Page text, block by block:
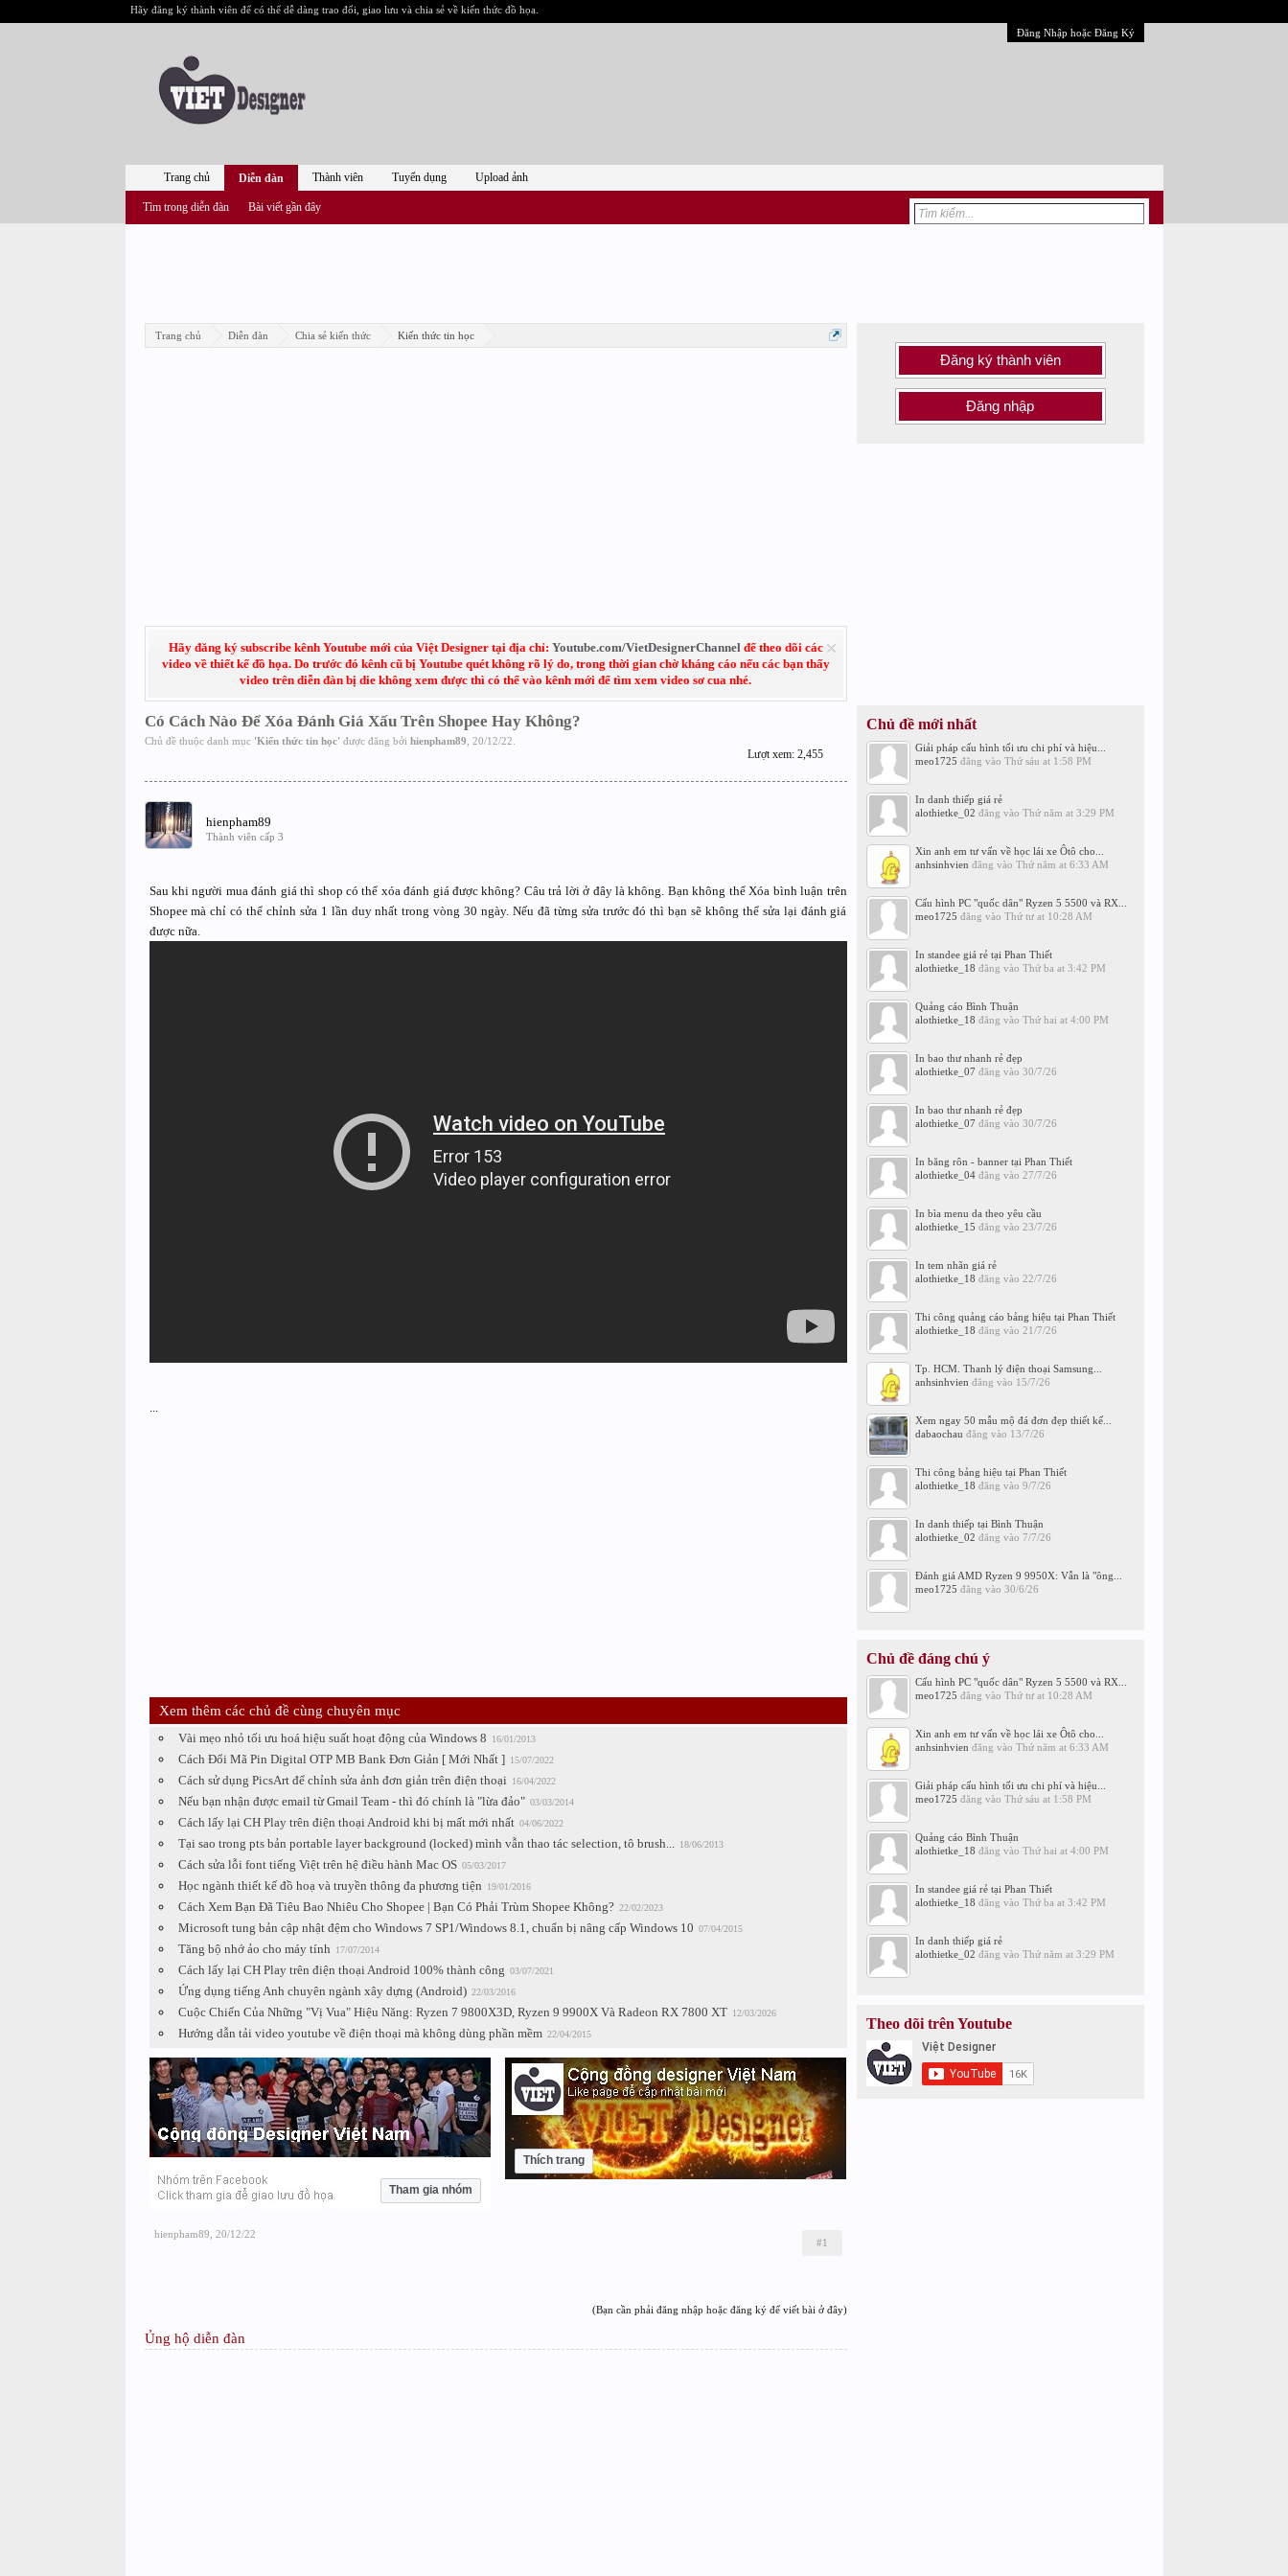
Hãy đăng ký thành viên để có thể dễ dàng trao đổi, giao lưu và chia sẻ về kiến thức đồ họa.
Đăng Nhập hoặc Đăng Ký
Trang chủ Diễn đàn Chia sẻ kiến thức Kiến thức tin học
Hãy đăng ký subscribe kênh Youtube mới của Việt Designer tại địa chỉ: Youtube.com/VietDesignerChannelđể theo dõi các
video về thiết kế đồ họa. Do trước đó kênh cũ bị Youtube quét không rõ lý do, trong thời gian chờ kháng cáo nếu các bạn thấy
video trên diễn đàn bị die không xem được thì có thể vào kênh mới để tìm xem video sơ cua nhé.
Có Cách Nào Để Xóa Đánh Giá Xấu Trên Shopee Hay Không?
Chủ đề thuộc danh mục 'Kiến thức tin học' được đăng bởi hienpham89 20/12/22
Lượt xem: 2,455
hienpham89
Thành viên cấp 3
Sau khi người mua đánh giá thì shop có thể xóa đánh giá được không? Câu trả lời ở đây là không. Bạn không thể Xóa bình luận trên
Shopee mà chỉ có thể chỉnh sửa 1 lần duy nhất trong vòng 30 ngày. Nếu đã từng sửa trước đó thì bạn sẽ không thể sửa lại đánh giá
được nữa.
Xem thêm các chủ đề cùng chuyên mục
Vài mẹo nhỏ tối ưu hoá hiệu suất hoạt động của Windows 8 16/01/2013
Cách Đổi Mã Pin Digital OTP MB Bank Đơn Giản [ Mới Nhất ] 15/07/2022
Cách sử dụng PicsArt để chỉnh sửa ảnh đơn giản trên điện thoại 16/04/2022
Nếu bạn nhận được email từ Gmail Team - thì đó chính là "lừa đảo" 03/03/2014
Cách lấy lại CH Play trên điện thoại Android khi bị mất mới nhất 04/06/2022
Tại sao trong pts bản portable layer background (locked) mình vẫn thao tác selection, tô brush... 18/06/2013
Cách sửa lỗi font tiếng Việt trên hệ điều hành Mac OS 05/03/2017
Học ngành thiết kế đồ hoạ và truyền thông đa phương tiện 19/01/2016
Cách Xem Bạn Đã Tiêu Bao Nhiêu Cho Shopee | Bạn Có Phải Trùm Shopee Không? 22/02/2023
Microsoft tung bản cập nhật đệm cho Windows 7 SP1/Windows 8.1, chuẩn bị nâng cấp Windows 10 07/04/2015
Tăng bộ nhớ ảo cho máy tính 17/07/2014
Cách lấy lại CH Play trên điện thoại Android 100% thành công 03/07/2021
Ứng dụng tiếng Anh chuyên ngành xây dựng (Android) 22/03/2016
Cuộc Chiến Của Những "Vị Vua" Hiệu Năng: Ryzen 7 9800X3D, Ryzen 9 9900X Và Radeon RX 7800 XT 12/03/2026
Hướng dẫn tải video youtube về điện thoại mà không dùng phần mềm 22/04/2015
Tham gia nhóm
Thích trang
hienpham89 20/12/22
#1
(Bạn cần phải đăng nhập hoặc đăng ký để viết bài ở đây)
Ủng hộ diễn đàn
Đăng ký thành viên
Đăng nhập
Chủ đề mới nhất
Giải pháp cấu hình tối ưu chi phí và hiệu...
meo1725 đăng vào Thứ sáu at 1:58 PM
In danh thiếp giá rẻ
alothietke_02 đăng vào Thứ năm at 3:29 PM
Xin anh em tư vấn về học lái xe Ôtô cho...
anhsinhvien đăng vào Thứ năm at 6:33 AM
Cấu hình PC "quốc dân" Ryzen 5 5500 và RX...
meo1725 đăng vào Thứ tư at 10:28 AM
In standee giá rẻ tại Phan Thiết
alothietke_18 đăng vào Thứ ba at 3:42 PM
Quảng cáo Bình Thuận
alothietke_18 đăng vào Thứ hai at 4:00 PM
In bao thư nhanh rẻ đẹp
alothietke_07 đăng vào 30/7/26
In bao thư nhanh rẻ đẹp
alothietke_07 đăng vào 30/7/26
In băng rôn - banner tại Phan Thiết
alothietke_04đăng vào 27/7/26
In bìa menu da theo yêu cầu
alothietke_15 đăng vào 23/7/26
In tem nhãn giá rẻ
alothietke_18 đăng vào 22/7/26
Thi công quảng cáo bảng hiệu tại Phan Thiết
alothietke_18 đăng vào 21/7/26
Tp. HCM. Thanh lý điện thoại Samsung...
anhsinhvien đăng vào 15/7/26
Xem ngay 50 mẫu mộ đá đơn đẹp thiết kế...
dabaochau đăng vào 13/7/26
Thi công bảng hiệu tại Phan Thiết
alothietke_18 đăng vào 9/7/26
In danh thiếp tại Bình Thuận
alothietke_02 đăng vào 7/7/26
Đánh giá AMD Ryzen 9 9950X: Vẫn là "ông...
meo1725 đăng vào 30/6/26
Chủ đề đáng chú ý
Cấu hình PC "quốc dân" Ryzen 5 5500 và RX...
meo1725 đăng vào Thứ tư at 10:28 AM
Xin anh em tư vấn về học lái xe Ôtô cho...
anhsinhvien đăng vào Thứ năm at 6:33 AM
Giải pháp cấu hình tối ưu chi phí và hiệu...
meo1725 đăng vào Thứ sáu at 1:58 PM
Quảng cáo Bình Thuận
alothietke_18 đăng vào Thứ hai at 4:00 PM
In standee giá rẻ tại Phan Thiết
alothietke_18 đăng vào Thứ ba at 3:42 PM
In danh thiếp giá rẻ
alothietke_02 đăng vào Thứ năm at 3:29 PM
Theo dõi trên Youtube
Trang chủ Diễn đàn
Tìm trong diễn đàn Bài viết gần đây
Thành viên Tuyển dụng Upload ảnh